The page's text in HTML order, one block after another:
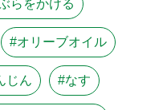
らをかける
#オリーブオイル
じん #なす